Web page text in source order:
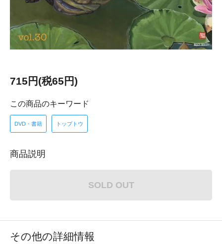
715円(税65円)
この商品のキーワード
DVD・書籍 トップトウ
商品説明
SOLD OUT
その他の詳細情報